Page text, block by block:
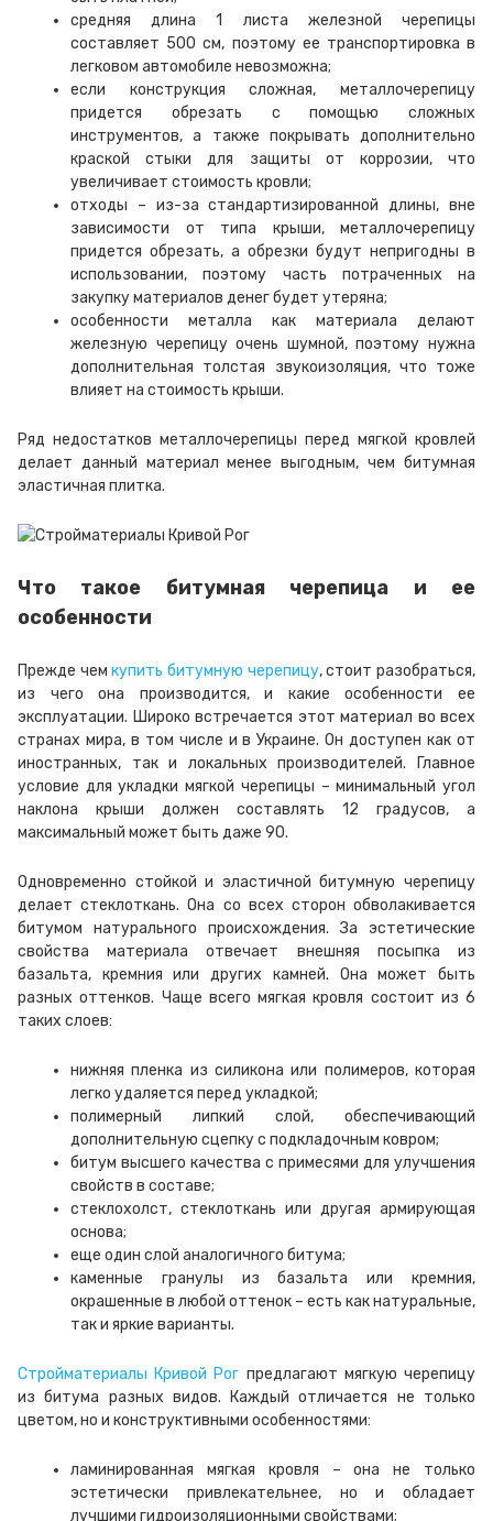
средняя длина 1 листа железной черепицы
составляет 500 см, поэтому ее транспортировка в
легковом автомобиле невозможна;
если конструкция сложная, металлочерепицу
придется обрезать с помощью сложных
инструментов, а также покрывать дополнительно
краской стыки для защиты от коррозии, что
увеличивает стоимость кровли;
отходы – из-за стандартизированной длины, вне
зависимости от типа крыши, металлочерепицу
придется обрезать, а обрезки будут непригодны в
использовании, поэтому часть потраченных на
закупку материалов денег будет утеряна;
особенности металла как материала делают
железную черепицу очень шумной, поэтому нужна
дополнительная толстая звукоизоляция, что тоже
влияет на стоимость крыши.
Ряд недостатков металлочерепицы перед мягкой кровлей
делает данный материал менее выгодным, чем битумная
эластичная плитка.
Что такое битумная черепица и ее
особенности
Прежде чемкупить битумную черепицу, стоит разобраться,
из чего она производится, и какие особенности ее
эксплуатации. Широко встречается этот материал во всех
странах мира, в том числе и в Украине. Он доступен как от
иностранных, так и локальных производителей. Главное
условие для укладки мягкой черепицы – минимальный угол
наклона крыши должен составлять 12 градусов, а
максимальный может быть даже 90.
Одновременно стойкой и эластичной битумную черепицу
делает стеклоткань. Она со всех сторон обволакивается
битумом натурального происхождения. За эстетические
свойства материала отвечает внешняя посыпка из
базальта, кремния или других камней. Она может быть
разных оттенков. Чаще всего мягкая кровля состоит из 6
таких слоев:
нижняя пленка из силикона или полимеров, которая
легко удаляется перед укладкой;
полимерный липкий слой, обеспечивающий
дополнительную сцепку с подкладочным ковром;
битум высшего качества с примесями для улучшения
свойств в составе;
стеклохолст, стеклоткань или другая армирующая
основа;
еще один слой аналогичного битума;
каменные гранулы из базальта или кремния,
окрашенные в любой оттенок – есть как натуральные,
так и яркие варианты.
Стройматериалы Кривой Рог предлагают мягкую черепицу
из битума разных видов. Каждый отличается не только
цветом, но и конструктивными особенностями:
ламинированная мягкая кровля – она не только
эстетически привлекательнее, но и обладает
лучшими гидроизоляционными свойствами;